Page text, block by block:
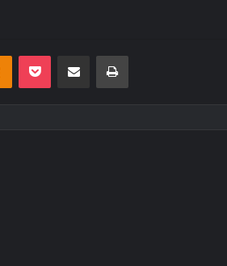
Odnoklassniki
Pocket E-Posta ile paylaş Yazdır